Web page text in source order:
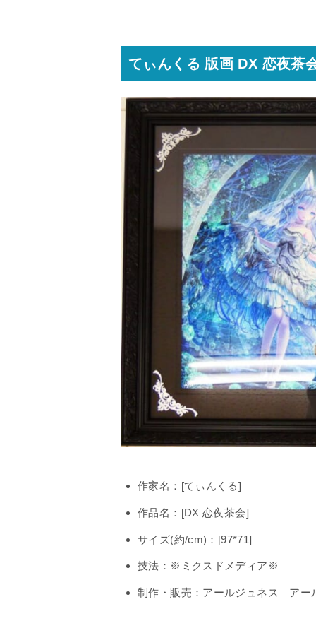
てぃんくる 版画 DX 恋夜茶
作家名：[てぃんくる]
作品名：[DX 恋夜茶会]
サイズ(約/cm)：[97*71]
技法：※ミクスドメディア※
制作・販売：アールジュネス｜アー